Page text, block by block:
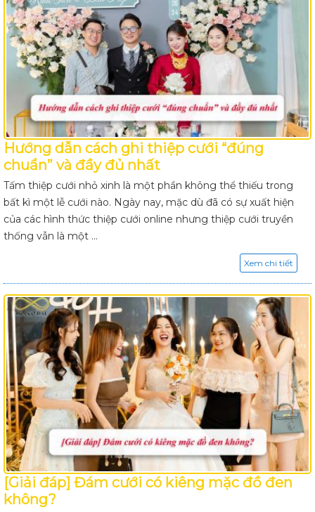
Hướng dẫn cách ghi thiệp cưới “đúng
chuẩn” và đầy đủ nhất
Tấm thiệp cưới nhỏ xinh là một phần không thể thiếu trong
bất kì một lễ cưới nào. Ngày nay, mặc dù đã có sự xuất hiện
của các hình thức thiệp cưới online nhưng thiệp cưới truyền
thống vẫn là một ...
Xem chi tiết
[Giải đáp] Đám cưới có kiêng mặc đồ đen
không?